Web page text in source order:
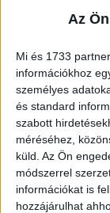
Az
Mi és 1733
információkhoz
személyes
és standard
szabott
méréséhez,
küld. Az Ön
módszerrel
információkat is
hozzájárulhat
riporterek
tudósítanak az
része a stúdiós
feladataikat is
Kecsmár
Fókuszban,
mellett interjút
leggazdagabb
is. A Notre
az RTL nézőit.